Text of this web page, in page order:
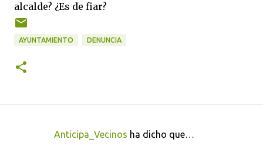
alcalde? ¿Es de fiar?
AYUNTAMIENTO DENUNCIA
Anticipa_Vecinos ha dicho que…